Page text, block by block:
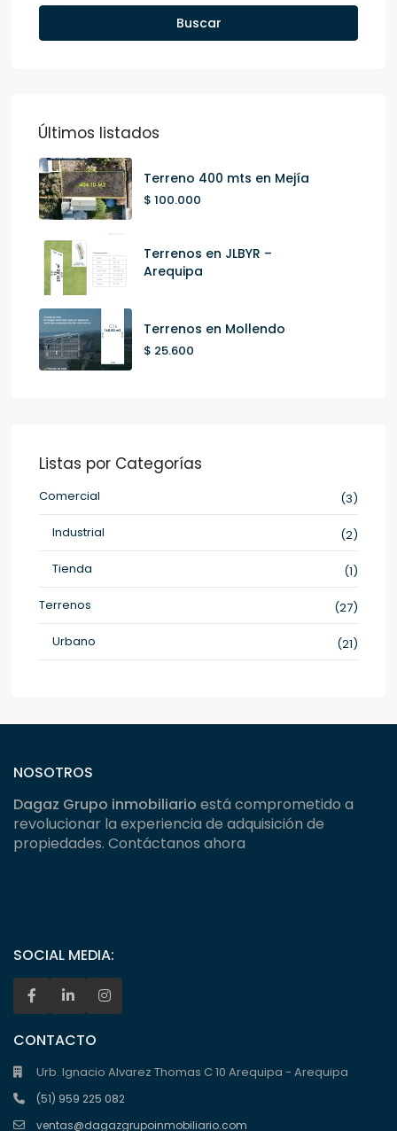
Buscar
Últimos listados
Terreno 400 mts en Mejía
$ 100.000
Terrenos en JLBYR –
Arequipa
Terrenos en Mollendo
$ 25.600
Listas por Categorías
Comercial
(3)
Industrial
(2)
Tienda
(1)
Terrenos
(27)
Urbano
(21)
NOSOTROS
Dagaz Grupo inmobiliario está comprometido a
revolucionar la experiencia de adquisición de
propiedades. Contáctanos ahora
SOCIAL MEDIA:
CONTACTO
Urb. Ignacio Alvarez Thomas C 10 Arequipa - Arequipa
(51) 959 225 082
ventas@dagazgrupoinmobiliario.com